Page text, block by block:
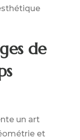
de
un art
et